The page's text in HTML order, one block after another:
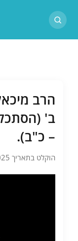
לתוכן
הרב
ב'
– כ"ב).
הוקלט בתאריך 2025 01 26